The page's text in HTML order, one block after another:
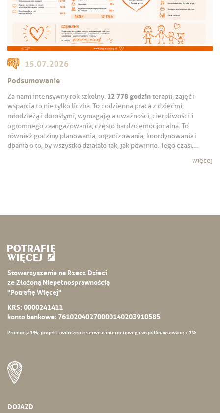
15.07.2026
Podsumowanie
Za nami intensywny rok szkolny. 12 778 godzinterapii, zajęć i
wsparcia to nie tylko liczba. To codzienna praca z dziećmi,
młodzieżą i dorosłymi, wymagająca uważności, cierpliwości i
ogromnego zaangażowania, często bardzo emocjonalna. To
również godziny planowania, organizowania, koordynowania i
dbania o to, by wszystko działało tak, jak powinno. Tego czasu...
więcej
Stowarzyszenie na Rzecz Dzieci
ze Złożoną Niepełnosprawnością
"Potrafię Więcej"
KRS: 0000241411
konto bankowe: 76102040270000140203910585
Promocja 1%, projekt i wdrożenie serwisu internetowego współfinansowane z 1%
DOJAZD